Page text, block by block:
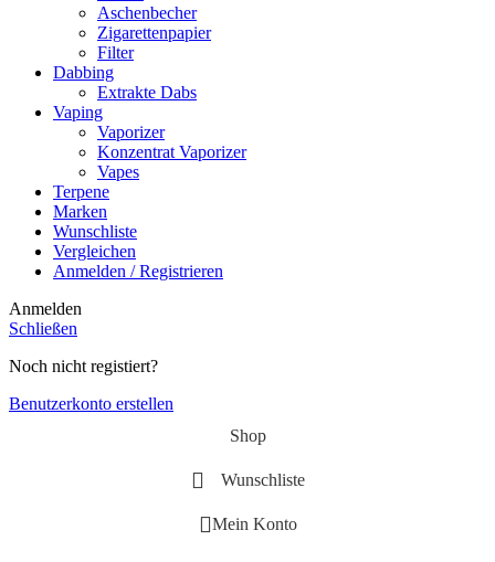
Aschenbecher
Zigarettenpapier
Filter
Dabbing
Extrakte Dabs
Vaping
Vaporizer
Konzentrat Vaporizer
Vapes
Terpene
Marken
Wunschliste
Vergleichen
Anmelden / Registrieren
Anmelden
Schließen
Noch nicht registiert?
Benutzerkonto erstellen
Shop
Wunschliste
Mein Konto